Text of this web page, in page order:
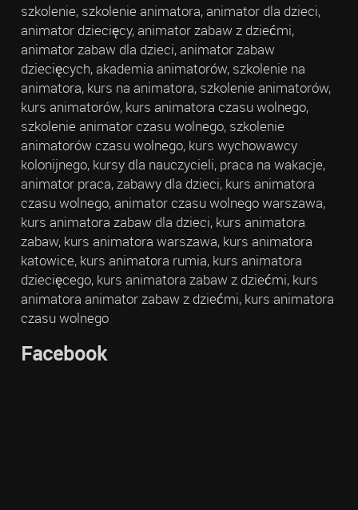
szkolenie, szkolenie animatora, animator dla dzieci,
animator dziecięcy, animator zabaw z dziećmi,
animator zabaw dla dzieci, animator zabaw
dziecięcych, akademia animatorów, szkolenie na
animatora, kurs na animatora, szkolenie animatorów,
kurs animatorów, kurs animatora czasu wolnego,
szkolenie animator czasu wolnego, szkolenie
animatorów czasu wolnego, kurs wychowawcy
kolonijnego, kursy dla nauczycieli, praca na wakacje,
animator praca, zabawy dla dzieci, kurs animatora
czasu wolnego, animator czasu wolnego warszawa,
kurs animatora zabaw dla dzieci, kurs animatora
zabaw, kurs animatora warszawa, kurs animatora
katowice, kurs animatora rumia, kurs animatora
dziecięcego, kurs animatora zabaw z dziećmi, kurs
animatora animator zabaw z dziećmi, kurs animatora
czasu wolnego
Facebook